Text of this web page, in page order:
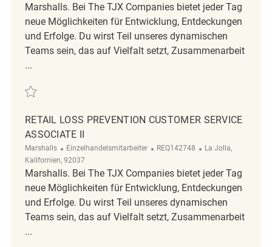
Marshalls. Bei The TJX Companies bietet jeder Tag
neue Möglichkeiten für Entwicklung, Entdeckungen
und Erfolge. Du wirst Teil unseres dynamischen
Teams sein, das auf Vielfalt setzt, Zusammenarbeit
...
Retten Retail Loss Prevention Customer Service Associate II REQ142856
RETAIL LOSS PREVENTION CUSTOMER SERVICE
ASSOCIATE II
Marshalls Kategorie
Einzelhandelsmitarbeiter ReqId
REQ142748 Ort
La Jolla,
Kalifornien, 92037
Marshalls. Bei The TJX Companies bietet jeder Tag
neue Möglichkeiten für Entwicklung, Entdeckungen
und Erfolge. Du wirst Teil unseres dynamischen
Teams sein, das auf Vielfalt setzt, Zusammenarbeit
...